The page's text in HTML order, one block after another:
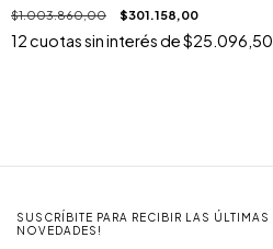
$1.003.860,00 $301.158,00
12cuotas sin interés de$25.096,50
SUSCRÍBITE PARA RECIBIR LAS ÚLTIMAS
NOVEDADES!